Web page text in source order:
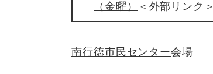
（金曜）
＜外部リンク＞
南行徳市民センター会場